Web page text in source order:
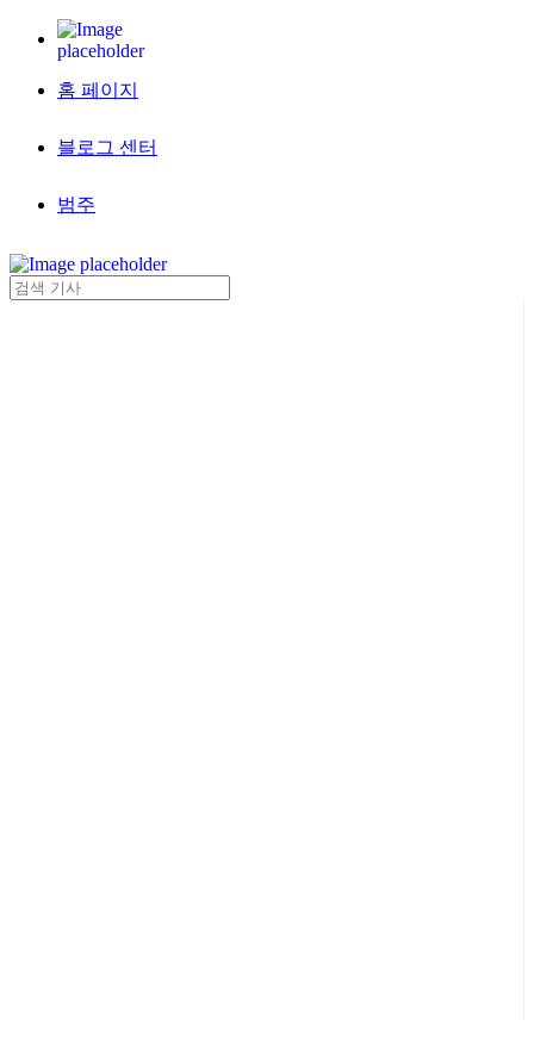
홈 페이지
블로그 센터
범주